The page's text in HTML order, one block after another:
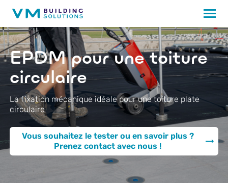
EPDM pour une toiture
circulaire
La fixation mécanique idéale pour une toiture plate
circulaire
Vous souhaitez le tester ou en savoir plus ?
Prenez contact avec nous !